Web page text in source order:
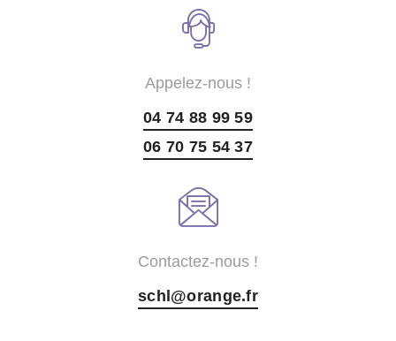
Appelez-nous !
04 74 88 99 59
06 70 75 54 37
Contactez-nous !
schl@orange.fr